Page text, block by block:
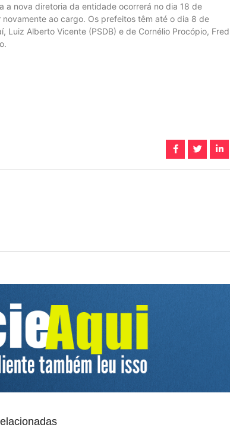
a nova diretoria da entidade ocorrerá no dia 18 de
ao cargo. Os prefeitos têm até o dia 8 de
Alberto Vicente (PSDB) e de Cornélio Procópio, Fred